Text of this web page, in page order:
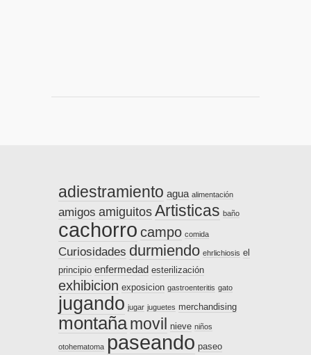
adiestramiento agua alimentación
amigos amiguitos Artisticas baño
cachorro campo comida
Curiosidades durmiendo ehrlichiosis el
principio enfermedad esterilización
exhibicion exposicion gastroenteritis gato
jugando jugar juguetes merchandising
montañamovil nieve niños
otohematoma paseando paseo